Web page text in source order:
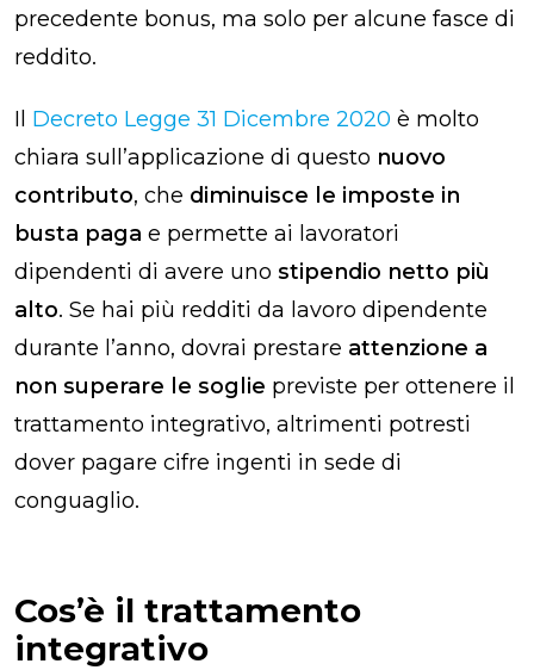
precedente bonus, ma solo per alcune fasce di
reddito.
Il Decreto Legge 31 Dicembre 2020 è molto
chiara sull’applicazione di questo nuovo
contributo, che diminuisce le imposte in
busta paga e permette ai lavoratori
dipendenti di avere uno stipendio netto più
alto. Se hai più redditi da lavoro dipendente
durante l’anno, dovrai prestare attenzione a
non superare le soglie previste per ottenere il
trattamento integrativo, altrimenti potresti
dover pagare cifre ingenti in sede di
conguaglio.
Cos’è il trattamento
integrativo